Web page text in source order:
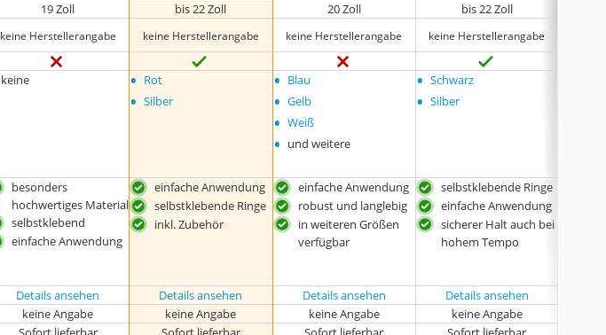
19 Zoll bis 22 Zoll 20 Zoll bis 22 Zoll
keine Herstellerangabe keine Herstellerangabe keine Herstellerangabe keine Herstellerangabe
keine • Rot
• Silber
• Blau
• Gelb
• Weiß
• und weitere
• Schwarz
• Silber
besonders
hochwertiges Material
selbstklebend
einfache Anwendung
einfache Anwendung
selbstklebende Ringe
inkl. Zubehör
einfache Anwendung
robust und langlebig
in weiteren Größen
verfügbar
selbstklebende Ringe
einfache Anwendung
sicherer Halt auch bei
hohem Tempo
Details ansehen Details ansehen Details ansehen
Details ansehen
keine Angabe keine Angabe keine Angabe keine Angabe